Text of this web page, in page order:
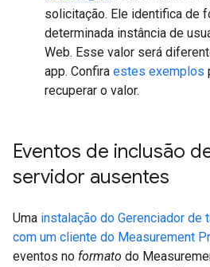
solicitação. Ele identifica de
determinada instância de
Web. Esse valor será
app. Confira estes exemplos
recuperar o valor.
Eventos de inclusão
servidor ausentes
Uma instalação do Gerenciador
com um cliente do Measurement
eventos no formato do